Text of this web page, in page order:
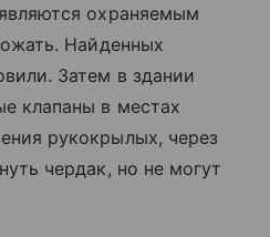
охраняемым
Найденных
Затем в здании
клапаны в местах
рукокрылых, через
чердак, но не могут